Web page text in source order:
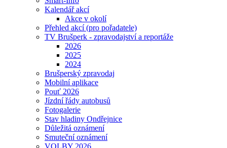
Kalendář akcí
Akce v okolí
Přehled akcí (pro pořadatele)
TV Brušperk - zpravodajství a reportáže
2026
2025
2024
Brušperský zpravodaj
Mobilní aplikace
Pouť 2026
Jízdní řády autobusů
Fotogalerie
Stav hladiny Ondřejnice
Důležitá oznámení
Smuteční oznámení
VOLBY 2026